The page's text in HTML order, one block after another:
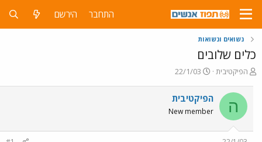
התחבר הירשם
נשואים ונשואות
כלים שלובים
פ
ח
ה
ו
הפיקטיבית
פ
ס
ם
ת
22/1/03
ה הפיקטיבית
New member